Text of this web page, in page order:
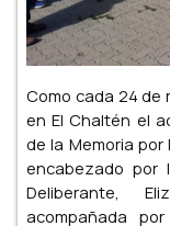
Como cada 24 de
en El Chaltén el
de la Memoria por
encabezado por
Deliberante,
acompañada